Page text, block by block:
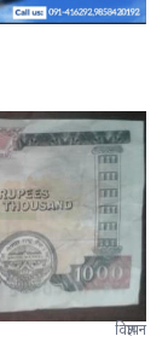
विज्ञापन